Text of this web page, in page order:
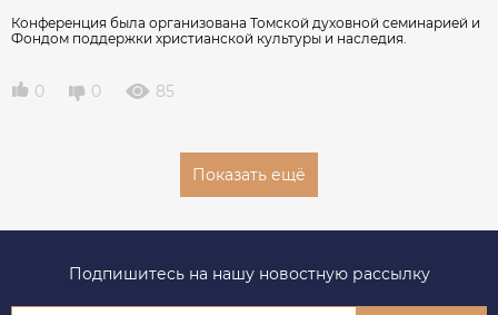
Конференция была организована Томской духовной семинарией и
Фондом поддержки христианской культуры и наследия.
0 0 85
Показать ещё
Подпишитесь на нашу новостную рассылку